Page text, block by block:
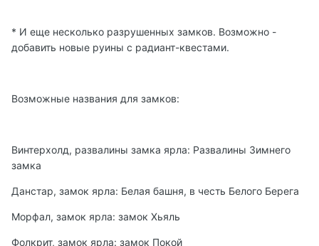
* И еще несколько разрушенных замков. Возможно -
добавить новые руины с радиант-квестами.
Возможные названия для замков:
Винтерхолд, развалины замка ярла: Развалины Зимнего
замка
Данстар, замок ярла: Белая башня, в честь Белого Берега
Морфал, замок ярла: замок Хьяль
Фолкрит, замок ярла: замок Покой